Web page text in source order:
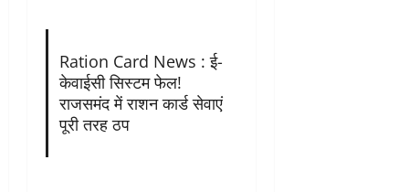
Ration Card News : ई-
केवाईसी सिस्टम फेल!
राजसमंद में राशन कार्ड सेवाएं
पूरी तरह ठप